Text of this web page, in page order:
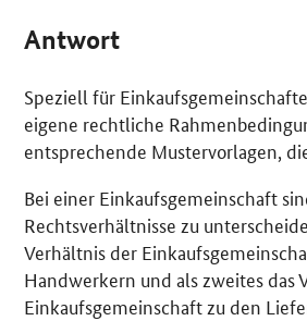
Antwort
Speziell für
eigene rechtliche
entsprechende Mustervorlagen,
Bei einer Einkaufsgemeinschaft
Rechtsverhältnisse zu
Verhältnis der
Handwerkern und als zweites das
Einkaufsgemeinschaft zu den